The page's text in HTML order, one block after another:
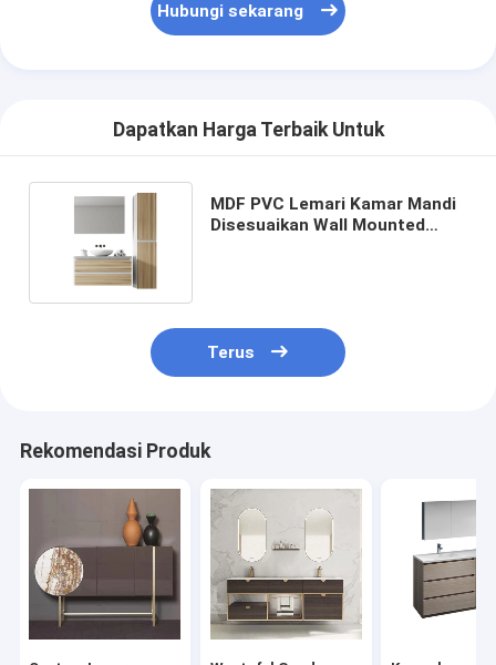
Hubungi sekarang
Dapatkan Harga Terbaik Untuk
MDF PVC Lemari Kamar Mandi
Disesuaikan Wall Mounted
Terus
Rekomendasi Produk